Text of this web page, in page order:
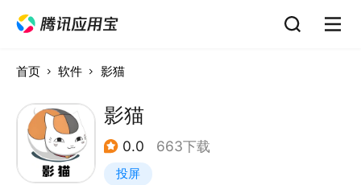
首页 软件 影猫
影猫
0.0 663下载
投屏